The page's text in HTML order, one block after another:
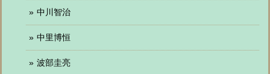
中川智治
中里博恒
波部圭亮